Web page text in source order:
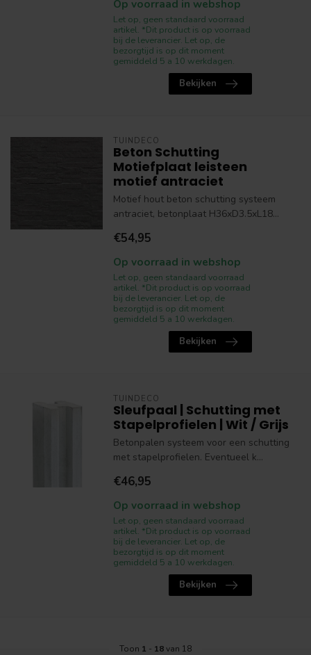
Op voorraad in webshop
Let op, geen standaard voorraad
artikel. *Dit product is op voorraad
bij de leverancier. Let op, de
bezorgtijd is op dit moment
gemiddeld 5 a 10 werkdagen.
Bekijken
TUINDECO
Beton Schutting
Motiefplaat leisteen
motief antraciet
Motief hout beton schutting systeem
antraciet, betonplaat H36xD3.5xL18...
€54,95
Op voorraad in webshop
Let op, geen standaard voorraad
artikel. *Dit product is op voorraad
bij de leverancier. Let op, de
bezorgtijd is op dit moment
gemiddeld 5 a 10 werkdagen.
Bekijken
TUINDECO
Sleufpaal | Schutting met
Stapelprofielen | Wit / Grijs
Betonpalen systeem voor een schutting
met stapelprofielen. Eventueel k...
€46,95
Op voorraad in webshop
Let op, geen standaard voorraad
artikel. *Dit product is op voorraad
bij de leverancier. Let op, de
bezorgtijd is op dit moment
gemiddeld 5 a 10 werkdagen.
Bekijken
Toon 1 - 18van 18